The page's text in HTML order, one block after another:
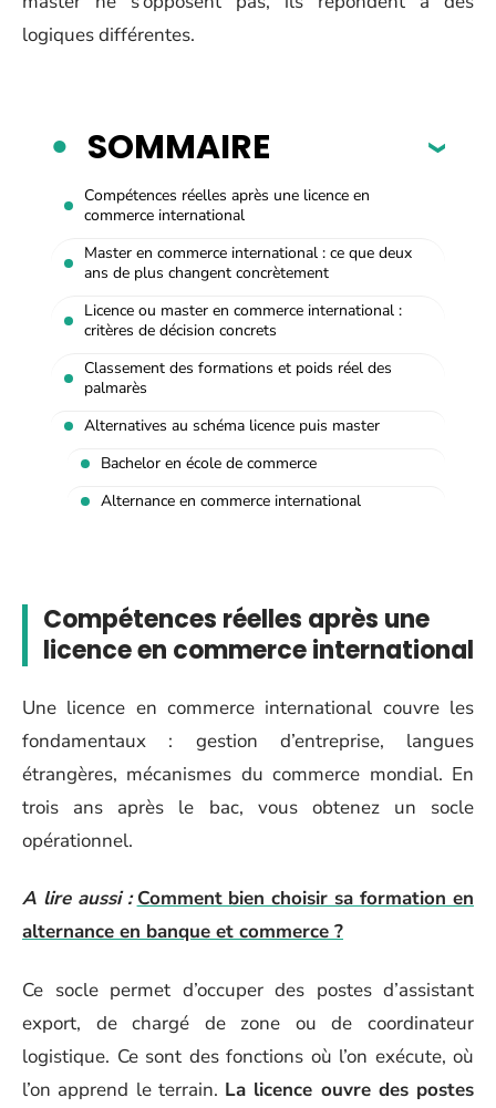
logiques différentes.
SOMMAIRE
Compétences réelles après une licence en
commerce international
Master en commerce international : ce que deux
ans de plus changent concrètement
Licence ou master en commerce international :
critères de décision concrets
Classement des formations et poids réel des
palmarès
Alternatives au schéma licence puis master
Bachelor en école de commerce
Alternance en commerce international
Compétences réelles après une
licence en commerce international
Une licence en commerce international couvre les
fondamentaux : gestion d’entreprise, langues
étrangères, mécanismes du commerce mondial. En
trois ans après le bac, vous obtenez un socle
opérationnel.
A lire aussi : Comment bien choisir sa formation en
alternance en banque et commerce ?
Ce socle permet d’occuper des postes d’assistant
export, de chargé de zone ou de coordinateur
logistique. Ce sont des fonctions où l’on exécute, où
l’on apprend le terrain. La licence ouvre des postes